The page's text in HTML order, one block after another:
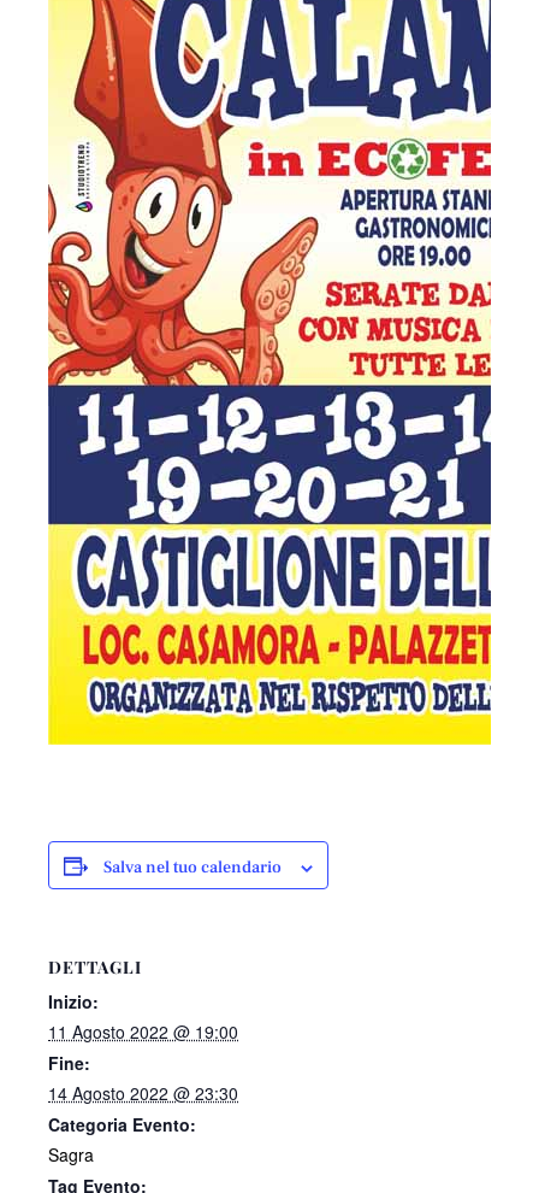
Salva nel tuo calendario
DETTAGLI
Inizio:
11 Agosto 2022 @ 19:00
Fine:
14 Agosto 2022 @ 23:30
Categoria Evento:
Sagra
Tag Evento: